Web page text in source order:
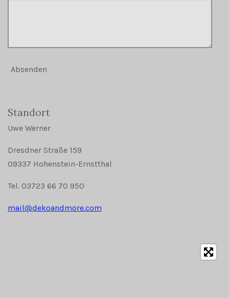
Absenden
Standort
Uwe Werner
Dresdner Straße 159
09337 Hohenstein-Ernstthal
Tel. 03723 66 70 950
mail@dekoandmore.com